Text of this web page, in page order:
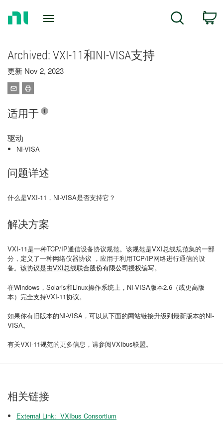
Search
Archived: VXI-11和NI-VISA支持
更新 Nov 2, 2023
适用于
驱动
NI-VISA
问题详述
什么是VXI-11，NI-VISA是否支持它？
解决方案
VXI-11是一种TCP/IP通信设备协议规范。该规范是VXI总线规范集的一部
分，定义了一种网络仪器协议 ，应用于利用TCP/IP网络进行通信的设
备。 该协议是由VXI总线联合股份有限公司 授权编写。
在Windows，Solaris和Linux操作系统上，NI-VISA版本2.6（或更高版
本）完全支持VXI-11协议。
如果你有旧版本的NI-VISA，可以从下面的网站链接升级到最新版本的NI-
VISA。
有关VXI-11规范的更多信息，请参阅VXIbus联盟。
相关链接
External Link: VXIbus Consortium